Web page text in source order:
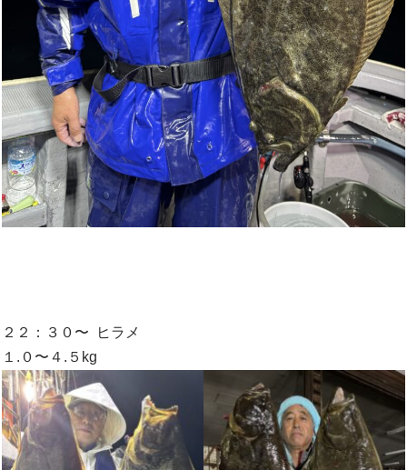
２２：３０〜 ヒラメ
１.０〜４.５kg